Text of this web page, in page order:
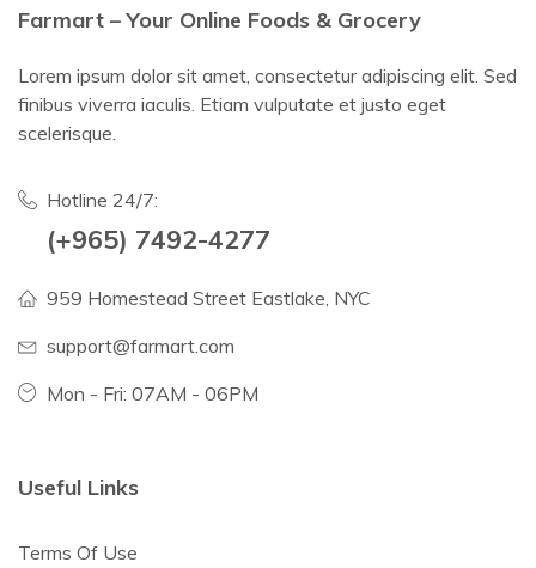
Farmart – Your Online Foods & Grocery
Lorem ipsum dolor sit amet, consectetur adipiscing elit. Sed
finibus viverra iaculis. Etiam vulputate et justo eget
scelerisque.
Hotline 24/7:
(+965) 7492-4277
959 Homestead Street Eastlake, NYC
support@farmart.com
Mon - Fri: 07AM - 06PM
Useful Links
Terms Of Use